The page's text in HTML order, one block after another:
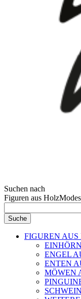
Suchen nach
Figuren aus Holz
Suche
FIGUREN AUS
ENGEL
ENTEN
MÖWEN